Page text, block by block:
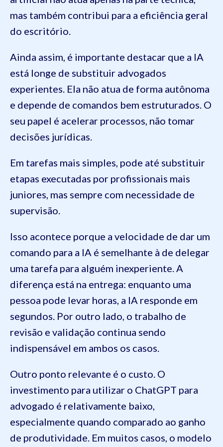
mas também contribui para a eficiência geral
do escritório.
Ainda assim, é importante destacar que a IA
está longe de substituir advogados
experientes. Ela não atua de forma autônoma
e depende de comandos bem estruturados. O
seu papel é acelerar processos, não tomar
decisões jurídicas.
Em tarefas mais simples, pode até substituir
etapas executadas por profissionais mais
juniores, mas sempre com necessidade de
supervisão.
Isso acontece porque a velocidade de dar um
comando para a IA é semelhante à de delegar
uma tarefa para alguém inexperiente. A
diferença está na entrega: enquanto uma
pessoa pode levar horas, a IA responde em
segundos. Por outro lado, o trabalho de
revisão e validação continua sendo
indispensável em ambos os casos.
Outro ponto relevante é o custo. O
investimento para utilizar o ChatGPT para
advogado é relativamente baixo,
especialmente quando comparado ao ganho
de produtividade. Em muitos casos, o modelo